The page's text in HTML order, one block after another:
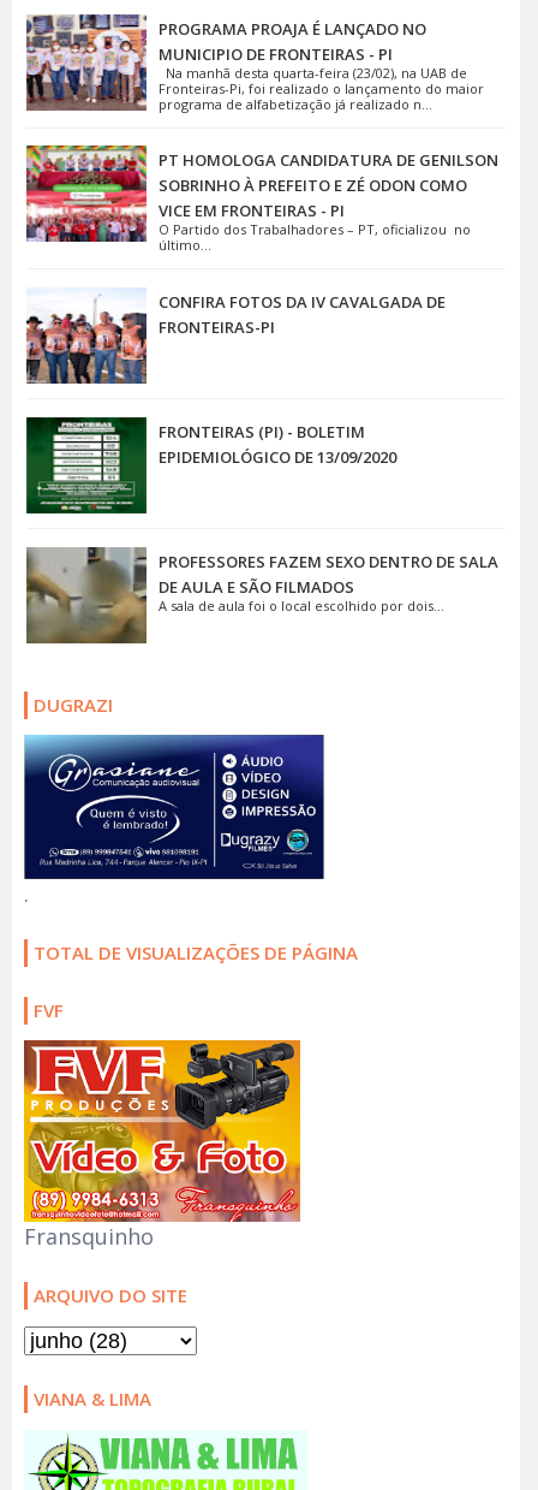
PROGRAMA PROAJA É LANÇADO NO
MUNICIPIO DE FRONTEIRAS - PI
Na manhã desta quarta-feira (23/02), na UAB de
Fronteiras-Pi, foi realizado o lançamento do maior
programa de alfabetização já realizado n...
PT HOMOLOGA CANDIDATURA DE GENILSON
SOBRINHO À PREFEITO E ZÉ ODON COMO
VICE EM FRONTEIRAS - PI
O Partido dos Trabalhadores – PT, oficializou no
último...
CONFIRA FOTOS DA IV CAVALGADA DE
FRONTEIRAS-PI
FRONTEIRAS (PI) - BOLETIM
EPIDEMIOLÓGICO DE 13/09/2020
PROFESSORES FAZEM SEXO DENTRO DE SALA
DE AULA E SÃO FILMADOS
A sala de aula foi o local escolhido por dois...
DUGRAZI
.
TOTAL DE VISUALIZAÇÕES DE PÁGINA
FVF
Fransquinho
ARQUIVO DO SITE
VIANA & LIMA